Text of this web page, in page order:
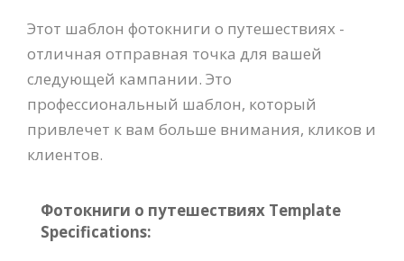
Этот шаблон фотокниги о путешествиях -
отличная отправная точка для вашей
следующей кампании. Это
профессиональный шаблон, который
привлечет к вам больше внимания, кликов и
клиентов.
Фотокниги о путешествиях Template
Specifications: